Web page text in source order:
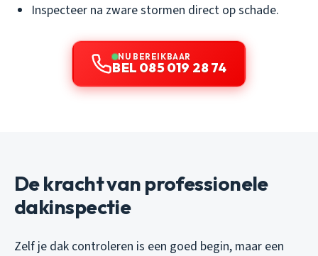
Inspecteer na zware stormen direct op schade.
NU BEREIKBAAR
BEL 085 019 28 74
De kracht van professionele
dakinspectie
Zelf je dak controleren is een goed begin, maar een